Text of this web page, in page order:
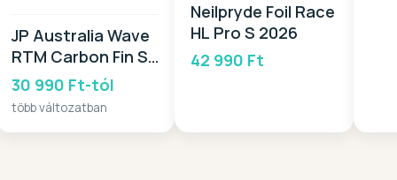
JP Australia Wave
RTM Carbon Fin SB
2026
30 990 Ft-tól
több változatban
Neilpryde Foil Race
HL Pro S 2026
42 990 Ft